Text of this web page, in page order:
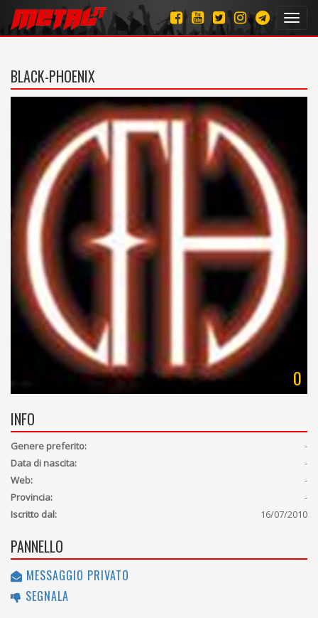
BLACK-PHOENIX
0
INFO
Genere preferito:
-
Data di nascita:
-
Web:
-
Provincia:
-
Iscritto dal:
16/07/2010
PANNELLO
MESSAGGIO PRIVATO
SEGNALA